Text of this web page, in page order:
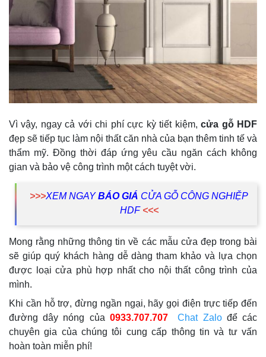
Vì vậy, ngay cả với chi phí cực kỳ tiết kiệm,cửa gỗ HDF
đẹp sẽ tiếp tục làm nội thất căn nhà của bạn thêm tinh tế và
thẩm mỹ. Đồng thời đáp ứng yêu cầu ngăn cách không
gian và bảo vệ công trình một cách tuyệt vời.
>>>XEM NGAYBÁO GIÁ CỬA GỖ CÔNG NGHIỆP
HDF<<<
Mong rằng những thông tin về các mẫu cửa đẹp trong bài
sẽ giúp quý khách hàng dễ dàng tham khảo và lựa chọn
được loại cửa phù hợp nhất cho nội thất công trình của
mình.
Khi cần hỗ trợ, đừng ngần ngại, hãy gọi điện trực tiếp đến
đường dây nóng của 0933.707.707 Chat Zalođể các
chuyên gia của chúng tôi cung cấp thông tin và tư vấn
hoàn toàn miễn phí!